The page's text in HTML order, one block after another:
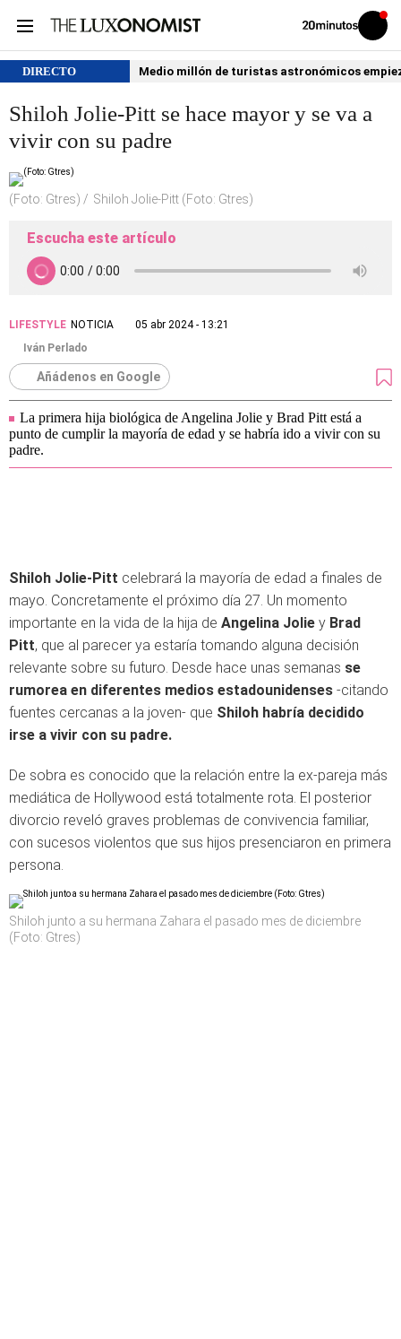
Volver
Iniciar
sesión
DIRECTO Medio millón de turistas astronómicos
Shiloh Jolie-Pitt se hace mayor y se va a
vivir con su padre
(Foto: Gtres) Shiloh Jolie-Pitt (Foto: Gtres)
Escucha este artículo
LIFESTYLE NOTICIA
05 abr 2024 - 13:21
Iván Perlado
Añádenos en Google
La primera hija biológica de Angelina Jolie y Brad Pitt está a
punto de cumplir la mayoría de edad y se habría ido a vivir con su
padre.
Shiloh Jolie-Pitt celebrará la mayoría de edad a finales de
mayo. Concretamente el próximo día 27. Un momento
importante en la vida de la hija de Angelina Jolie y Brad
Pitt, que al parecer ya estaría tomando alguna decisión
relevante sobre su futuro. Desde hace unas semanas se
rumorea en diferentes medios estadounidenses -citando
fuentes cercanas a la joven- que Shiloh habría decidido
irse a vivir con su padre.
De sobra es conocido que la relación entre la ex-pareja más
mediática de Hollywood está totalmente rota. El posterior
divorcio reveló graves problemas de convivencia familiar,
con sucesos violentos que sus hijos presenciaron en primera
persona.
Shiloh junto a su hermana Zahara el pasado mes de diciembre
(Foto: Gtres)